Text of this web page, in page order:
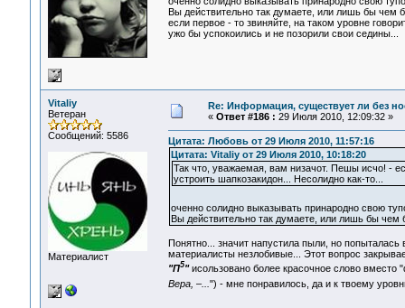
Вы действительно так думаете, или лишь бы чем
если первое - то звиняйте, на таком уровне
ужо бы успокоились и не позорили свои седины...
Vitaliy
Ветеран
Сообщений: 5586
Материалист
Re: Информация, существует ли без
« Ответ #186 : 29 Июля 2010, 12:09:32 »
Цитата: Любовь от 29 Июля 2010, 11:57:16
Цитата: Vitaliy от 29 Июля 2010, 10:18:20
Так что, уважаемая, вам низачот. Пешы исчо! -
устроить шапкозакидон... Несолидно как-то...
оченно солидно выказывать принародно свою
Вы действительно так думаете, или лишь бы чем
Понятно... значит напустила пыли, но
материалисты незлобивые... Этот вопрос
"П5"исользовано более красочное слово вместо
Вера, –... ") - мне понравилось, да и к твоему